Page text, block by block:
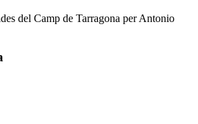
del Camp de Tarragona per Antonio